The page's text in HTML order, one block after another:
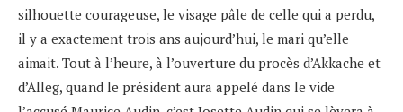
silhouette courageuse, le visage pâle de celle qui a perdu,
il y a exactement trois ans aujourd’hui, le mari qu’elle
aimait. Tout à l’heure, à l’ouverture du procès d’Akkache et
d’Alleg, quand le président aura appelé dans le vide